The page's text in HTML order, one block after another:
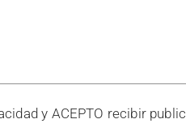
y ACEPTO recibir